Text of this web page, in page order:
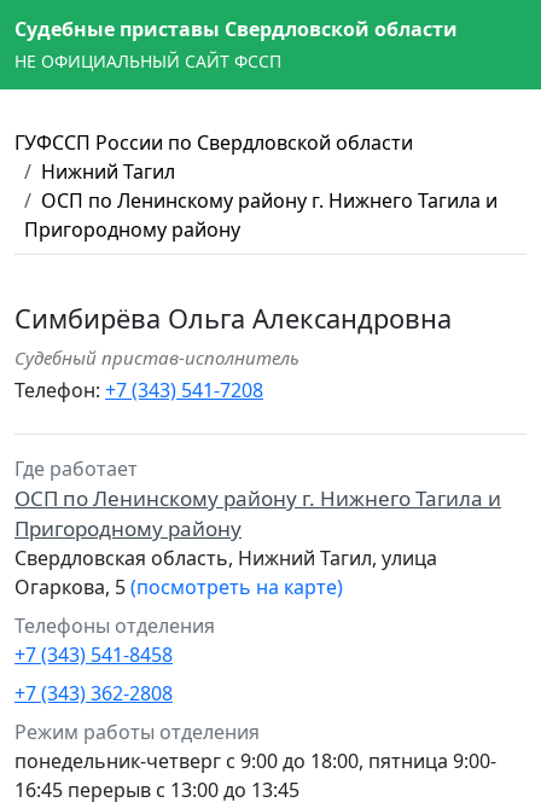
Судебные приставы Свердловской области
НЕ ОФИЦИАЛЬНЫЙ САЙТ ФССП
ГУФССП России по Свердловской области
Нижний Тагил
ОСП по Ленинскому району г. Нижнего Тагила и
Пригородному району
Симбирёва Ольга Александровна
Судебный пристав-исполнитель
Телефон: +7 (343) 541-7208
Где работает
ОСП по Ленинскому району г. Нижнего Тагила и
Пригородному району
Свердловская область, Нижний Тагил, улица
Огаркова, 5(посмотреть на карте)
Телефоны отделения
+7 (343) 541-8458
+7 (343) 362-2808
Режим работы отделения
понедельник-четверг с 9:00 до 18:00, пятница 9:00-
16:45 перерыв с 13:00 до 13:45